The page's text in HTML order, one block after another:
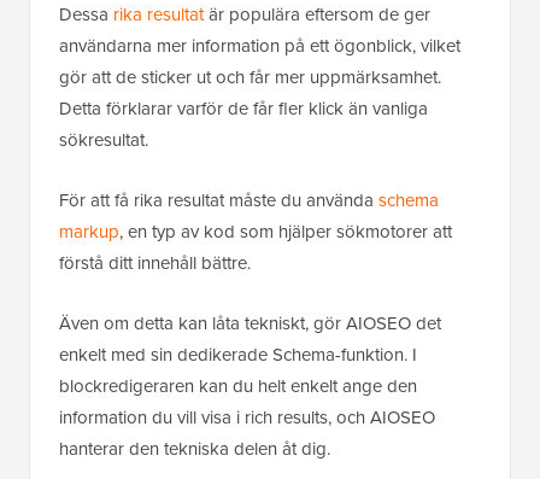
Dessa rika resultatär populära eftersom de ger
användarna mer information på ett ögonblick, vilket
gör att de sticker ut och får mer uppmärksamhet.
Detta förklarar varför de får fler klick än vanliga
sökresultat.
För att få rika resultat måste du använda schema
markup, en typ av kod som hjälper sökmotorer att
förstå ditt innehåll bättre.
Även om detta kan låta tekniskt, gör AIOSEO det
enkelt med sin dedikerade Schema-funktion. I
blockredigeraren kan du helt enkelt ange den
information du vill visa i rich results, och AIOSEO
hanterar den tekniska delen åt dig.